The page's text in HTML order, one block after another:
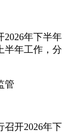
2026年下半年
半年工作，分
管
召开2026年下